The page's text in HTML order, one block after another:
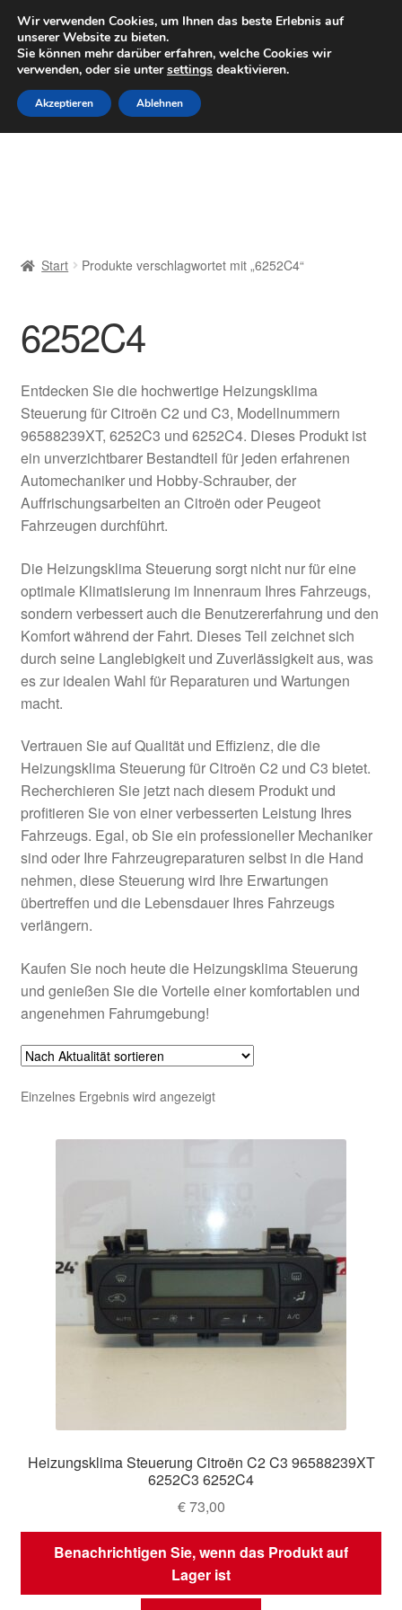
LIEFERUNG ab 6 EUR
Mo–Fr 9–16 Uhr · 0175 7465658
Zur
Navigation
springen
Zum
Inhalt
springen
Datenschutz-Bestimmungen
Impressum
Kasse
Kontakt
Lieferung
Mein Konto
Über uns
Warenkorb
Zahlungen
Start Produkte verschlagwortet mit „6252C4“
6252C4
Entdecken Sie die hochwertige Heizungsklima
Steuerung für Citroën C2 und C3, Modellnummern
96588239XT, 6252C3 und 6252C4. Dieses Produkt ist
ein unverzichtbarer Bestandteil für jeden erfahrenen
Automechaniker und Hobby-Schrauber, der
Auffrischungsarbeiten an Citroën oder Peugeot
Fahrzeugen durchführt.
Die Heizungsklima Steuerung sorgt nicht nur für eine
optimale Klimatisierung im Innenraum Ihres Fahrzeugs,
sondern verbessert auch die Benutzererfahrung und den
Komfort während der Fahrt. Dieses Teil zeichnet sich
durch seine Langlebigkeit und Zuverlässigkeit aus, was
es zur idealen Wahl für Reparaturen und Wartungen
macht.
Vertrauen Sie auf Qualität und Effizienz, die die
Heizungsklima Steuerung für Citroën C2 und C3 bietet.
Recherchieren Sie jetzt nach diesem Produkt und
profitieren Sie von einer verbesserten Leistung Ihres
Fahrzeugs. Egal, ob Sie ein professioneller Mechaniker
sind oder Ihre Fahrzeugreparaturen selbst in die Hand
nehmen, diese Steuerung wird Ihre Erwartungen
übertreffen und die Lebensdauer Ihres Fahrzeugs
verlängern.
Kaufen Sie noch heute die Heizungsklima Steuerung
und genießen Sie die Vorteile einer komfortablen und
angenehmen Fahrumgebung!
Einzelnes Ergebnis wird angezeigt
Heizungsklima Steuerung Citroën C2 C3 96588239XT
6252C3 6252C4
€73,00
Benachrichtigen Sie, wenn das Produkt auf
Lager ist
Wir verwenden Cookies, um Ihnen das beste Erlebnis auf
unserer Website zu bieten.
Sie können mehr darüber erfahren, welche Cookies wir
verwenden, oder sie untersettings deaktivieren.
Akzeptieren Ablehnen